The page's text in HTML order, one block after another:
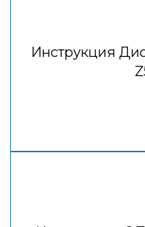
Инструкция